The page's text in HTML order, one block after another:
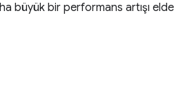
büyük bir performans artışı elde